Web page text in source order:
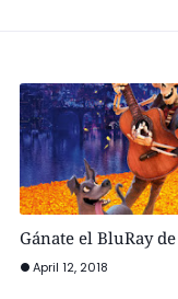
Gánate el BluRay de
April 12, 2018